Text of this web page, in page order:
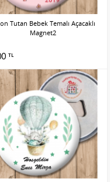
Tutan Bebek Temalı Açacaklı
Magnet2
TL